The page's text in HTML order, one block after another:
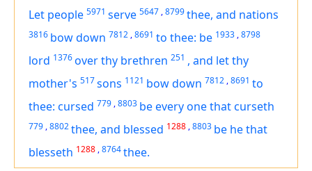
Let people 5971 serve 5647 ,8799thee, and nations
3816 bow down 7812 ,8691 to thee: be 1933 ,8798
lord 1376over thy brethren 251 , and let thy
mother's 517sons 1121 bow down 7812 ,8691 to
thee: cursed 779 ,8803 beevery one that curseth
779 ,8802thee, and blessed 1288 ,8803 be he that
blesseth 1288 ,8764thee.